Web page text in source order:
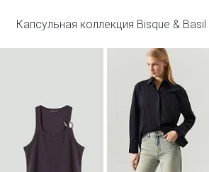
Двубортный жакет из твида
ML838/lut
Капсульная коллекция Bisque & Basil